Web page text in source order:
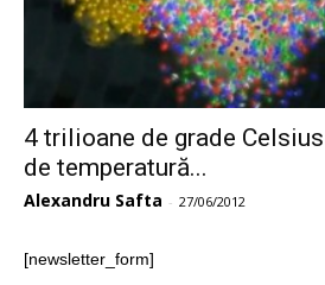
4 trilioane de grade
de temperatură...
Alexandru Safta - 27/06/2012
[newsletter_form]